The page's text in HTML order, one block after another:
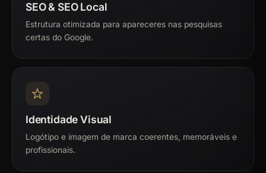
SEO & SEO Local
Estrutura otimizada para apareceres nas pesquisas
certas do Google.
Identidade Visual
Logótipo e imagem de marca coerentes, memoráveis e
profissionais.